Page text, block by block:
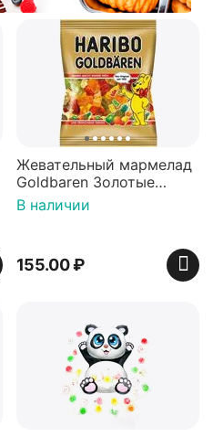
Жевательный мармелад
Goldbaren Золотые
мишки 100г, Германия
В наличии
155.00₽